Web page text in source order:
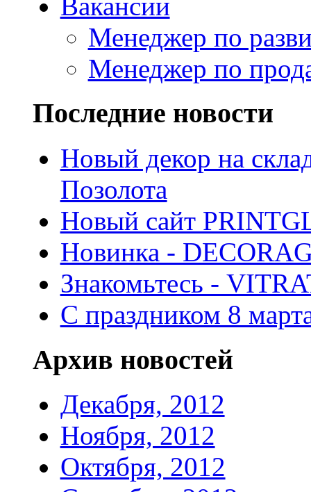
Менеджер по
Менеджер по
Последние новости
Новый декор на
Позолота
Новый сайт
Новинка -
Знакомьтесь -
С праздником 8
Архив новостей
Декабря, 2012
Ноября, 2012
Октября, 2012